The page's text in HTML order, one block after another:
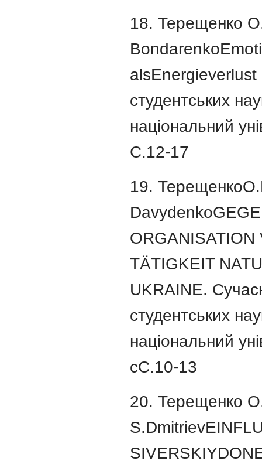
18. Терещенко
alsEnergieverlust
студентських
національний
С.12-17
19.
ORGANISATION
TÄTIGKEIT
UKRAINE.
студентських
національний
cC.10-13
20. Терещенко